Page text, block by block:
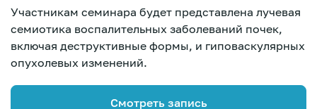
Участникам семинара будет представлена лучевая
семиотика воспалительных заболеваний почек,
включая деструктивные формы, и гиповаскулярных
опухолевых изменений.
Смотреть запись